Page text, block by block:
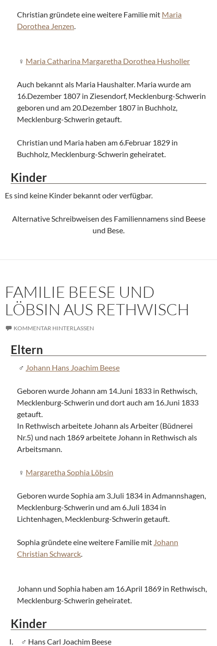
Christian gründete eine weitere Familie mit Maria
Dorothea Jenzen.
Maria Catharina Margaretha Dorothea Husholler
Auch bekannt als Maria Haushalter. Maria wurde am
16.Dezember 1807 in Ziesendorf, Mecklenburg-Schwerin
geboren und am 20.Dezember 1807 in Buchholz,
Mecklenburg-Schwerin getauft.
Christian und Maria haben am 6.Februar 1829 in
Buchholz, Mecklenburg-Schwerin geheiratet.
Kinder
Es sind keine Kinder bekannt oder verfügbar.
Alternative Schreibweisen des Familiennamens sind Beese
und Bese.
FAMILIE BEESE UND
LÖBSIN AUS RETHWISCH
KOMMENTAR HINTERLASSEN
Eltern
Johann Hans Joachim Beese
Geboren wurde Johann am 14.Juni 1833 in Rethwisch,
Mecklenburg-Schwerin und dort auch am 16.Juni 1833
getauft.
In Rethwisch arbeitete Johann als Arbeiter (Büdnerei
Nr.5) und nach 1869 arbeitete Johann in Rethwisch als
Arbeitsmann.
Margaretha Sophia Löbsin
Geboren wurde Sophia am 3.Juli 1834 in Admannshagen,
Mecklenburg-Schwerin und am 6.Juli 1834 in
Lichtenhagen, Mecklenburg-Schwerin getauft.
Sophia gründete eine weitere Familie mit Johann
Christian Schwarck.
Johann und Sophia haben am 16.April 1869 in Rethwisch,
Mecklenburg-Schwerin geheiratet.
Kinder
Hans Carl Joachim Beese